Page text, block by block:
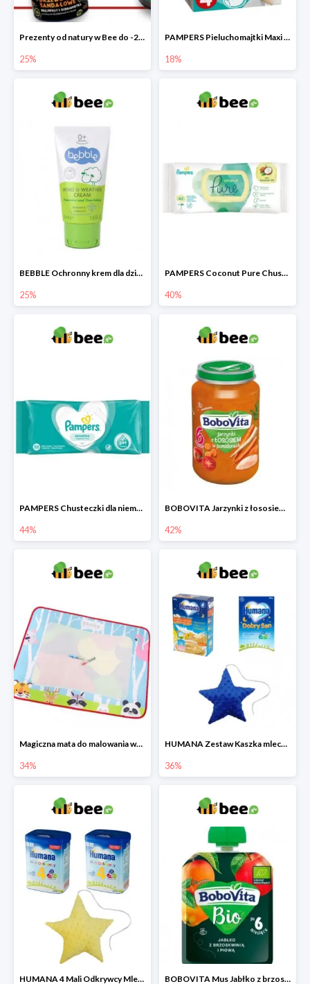
Prezenty od natury w Bee do -25%
25%
PAMPERS Pieluchomajtki Maxi Pants 4
18%
BEBBLE Ochronny krem dla dzieci Wiatr i chłód
25%
PAMPERS Coconut Pure Chusteczki nawilżające
40%
PAMPERS Chusteczki dla niemowląt Sensitive
44%
BOBOVITA Jarzynki z łososiem w pomidorach
42%
Magiczna mata do malowania wodą
34%
HUMANA Zestaw Kaszka mleczna + Mleko następne po 6. miesiącu + poduszka Gratis
36%
HUMANA 4 Mali Odkrywcy Mleko modyfikowane po 24 m-cu + poduszka Gratis BOBOVITA Mus Jabłko z brzoskwinią i pigwą